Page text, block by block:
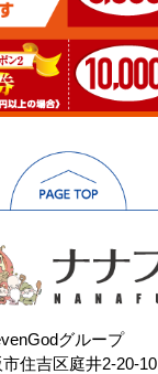
グループ
住吉区庭井2-20-10